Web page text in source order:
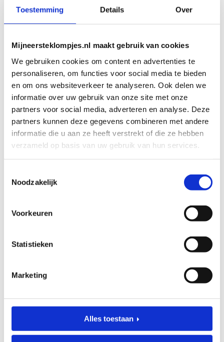
Toestemming Details Over
Mijneersteklompjes.nl maakt gebruik van cookies
We gebruiken cookies om content en advertenties te
personaliseren, om functies voor social media te bieden
en om ons websiteverkeer te analyseren. Ook delen we
informatie over uw gebruik van onze site met onze
partners voor social media, adverteren en analyse. Deze
partners kunnen deze gegevens combineren met andere
informatie die u aan ze heeft verstrekt of die ze hebben
verzameld op basis van uw gebruik van hun services.
Noodzakelijk
Voorkeuren
Statistieken
Marketing
Alles toestaan
Toevoegen aan
winkelwagen
Toevoegen aan
Geboorteklompje Wes
Bekijk product
Geboorteklompje
Toevoegen aan
Bekijk product